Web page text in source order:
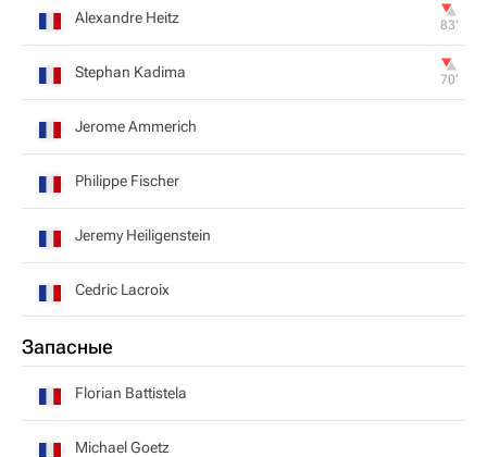
Alexandre Heitz 83‎’‎
Stephan Kadima 70‎’‎
Jerome Ammerich
Philippe Fischer
Jeremy Heiligenstein
Cedric Lacroix
Запасные
Florian Battistela
Michael Goetz